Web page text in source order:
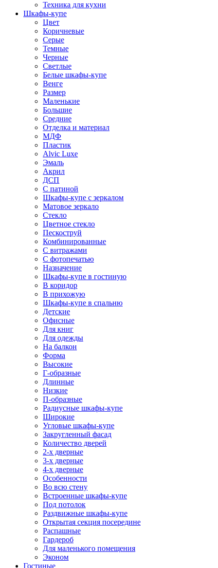
Техника для кухни
Шкафы-купе
Цвет
Коричневые
Серые
Темные
Черные
Светлые
Белые шкафы-купе
Венге
Размер
Маленькие
Большие
Средние
Отделка и материал
МДФ
Пластик
Alvic Luxe
Эмаль
Акрил
ДСП
С патиной
Шкафы-купе с зеркалом
Матовое зеркало
Стекло
Цветное стекло
Пескоструй
Комбинированные
С витражами
С фотопечатью
Назначение
Шкафы-купе в гостиную
В коридор
В прихожую
Шкафы-купе в спальню
Детские
Офисные
Для книг
Для одежды
На балкон
Форма
Высокие
Г-образные
Длинные
Низкие
П-образные
Радиусные шкафы-купе
Широкие
Угловые шкафы-купе
Закругленный фасад
Количество дверей
2-х дверные
3-х дверные
4-х дверные
Особенности
Во всю стену
Встроенные шкафы-купе
Под потолок
Раздвижные шкафы-купе
Открытая секция посередине
Распашные
Гардероб
Для маленького помещения
Эконом
Гостиные